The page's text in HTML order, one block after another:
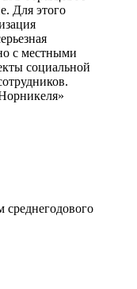
Для этого
с местными
социальной